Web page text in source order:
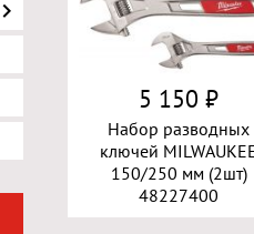
5 150 ₽
Набор разводных
ключей
150/250 мм (2шт)
48227400